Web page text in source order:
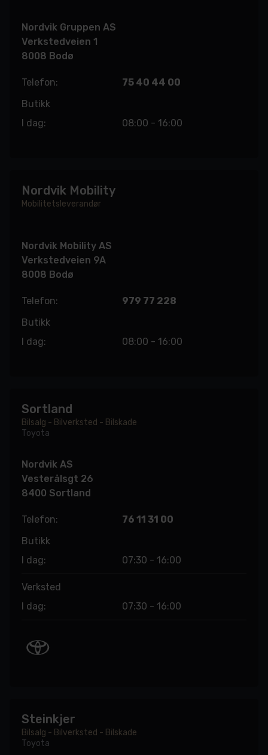
Nordvik Gruppen AS
Verkstedveien 1
8008 Bodø
Telefon:
75 40 44 00
Butikk
I dag:
08:00 - 16:00
Nordvik Mobility
Mobilitetsleverandør
Nordvik Mobility AS
Verkstedveien 9A
8008 Bodø
Telefon:
979 77 228
Butikk
I dag:
08:00 - 16:00
Sortland
Bilsalg - Bilverksted - Bilskade
Toyota
Nordvik AS
Vesterålsgt 26
8400 Sortland
Telefon:
76 11 31 00
Butikk
I dag:
07:30 - 16:00
Verksted
I dag:
07:30 - 16:00
Steinkjer
Bilsalg - Bilverksted - Bilskade
Toyota